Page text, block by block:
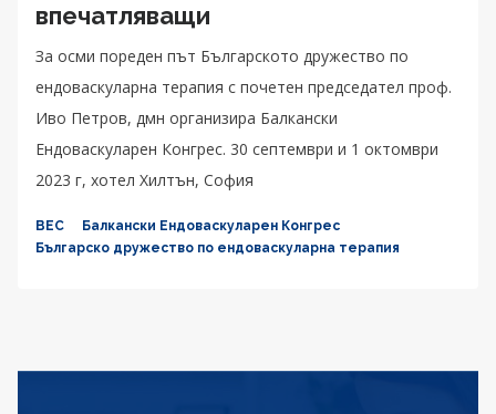
впечатляващи
За осми пореден път Българското дружество по
ендоваскуларна терапия с почетен председател проф.
Иво Петров, дмн организира Балкански
Ендоваскуларен Конгрес. 30 септември и 1 октомври
2023 г, хотел Хилтън, София
BEC
Балкански Ендоваскуларен Конгрес
Българско дружество по ендоваскуларна терапия